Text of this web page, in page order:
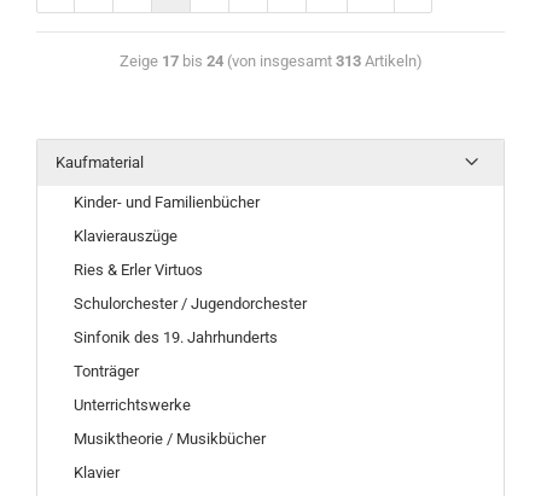
Zeige 17bis 24(von insgesamt 313Artikeln)
Kaufmaterial
Kinder- und Familienbücher
Klavierauszüge
Ries & Erler Virtuos
Schulorchester / Jugendorchester
Sinfonik des 19. Jahrhunderts
Tonträger
Unterrichtswerke
Musiktheorie / Musikbücher
Klavier